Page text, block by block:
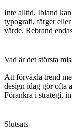
Inte alltid. Ibland kan
typografi, färger
värde. Rebrand
Vad är det största
Att förväxla trend
design idag gör ofta
Förankra i strategi,
Slutsats